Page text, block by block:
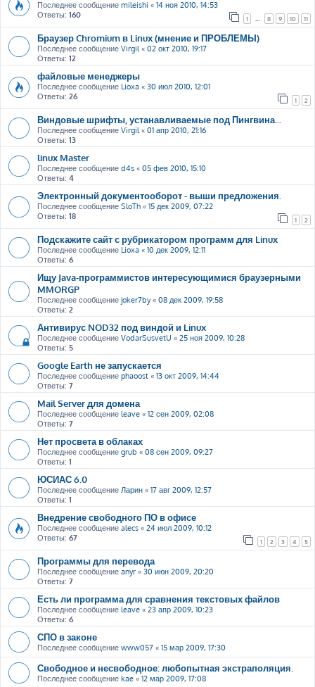
Последнее сообщение mileishi « 14 ноя 2010, 14:53
Ответы: 160 1 8 9 10 11
Браузер Chromium в Linux (мнение и ПРОБЛЕМЫ)
Последнее сообщение Virgil« 02 окт 2010, 19:17
Ответы: 12
файловые менеджеры
Последнее сообщение Lioxa « 30 июл 2010, 12:01
Ответы: 26 1 2
Виндовые шрифты, устанавливаемые под Пингвина...
Последнее сообщение Virgil« 01 апр 2010, 21:16
Ответы: 13
linux Master
Последнее сообщение d4s « 05 фев 2010, 15:10
Ответы: 4
Электронный документооборот - выши предложения.
Последнее сообщение SloTh « 15 дек 2009, 07:22
Ответы: 18 1 2
Подскажите сайт с рубрикатором программ для Linux
Последнее сообщение Lioxa « 10 дек 2009, 12:11
Ответы: 6
Ищу Java-программистов интересующимися браузерными
MMORGP
Последнее сообщение joker7by« 08 дек 2009, 19:58
Ответы: 2
Антивирус NOD32 под виндой и Linux
Последнее сообщение VodarSusvetU « 25 ноя 2009, 10:28
Ответы: 5
Google Earth не запускается
Последнее сообщение phaoost « 13 окт 2009, 14:44
Ответы: 7
Mail Server для домена
Последнее сообщение leave « 12 сен 2009, 02:08
Ответы: 7
Нет просвета в облаках
Последнее сообщение grub « 08 сен 2009, 09:27
Ответы: 1
ЮСИАС 6.0
Последнее сообщение Ларин « 17 авг 2009, 12:57
Ответы: 1
Внедрение свободного ПО в офисе
Последнее сообщение alecs « 24 июл 2009, 10:12
Ответы: 67 1 2 3 4 5
Программы для перевода
Последнее сообщение anyr « 30 июн 2009, 20:20
Ответы: 7
Есть ли программа для сравнения текстовых файлов
Последнее сообщение leave « 23 апр 2009, 10:23
Ответы: 6
СПО в законе
Последнее сообщение www057 « 15 мар 2009, 17:30
Свободное и несвободное: любопытная экстраполяция.
Последнее сообщение kae « 12 мар 2009, 17:08